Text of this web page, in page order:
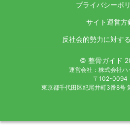
プライバシーポ
サイト運営方
反社会的勢力に対す
© 整骨ガイド
運営会社：株式会社ハ
〒102-0094
東京都千代田区紀尾井町3番8号